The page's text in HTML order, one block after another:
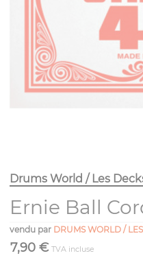
Drums World / Les
Ernie Ball
vendu par DRUMS WORLD /
7,90 € TVA incluse